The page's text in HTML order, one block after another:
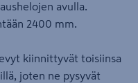
avulla.
2400 mm.
kiinnittyvät toisiinsa
joten ne pysyvät